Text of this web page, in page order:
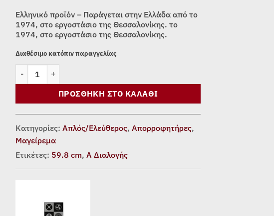
Ελληνικό προϊόν – Παράγεται στην Ελλάδα από το
1974, στο εργοστάσιο της Θεσσαλονίκης. το
1974, στο εργοστάσιο της Θεσσαλονίκης.
Διαθέσιμο κατόπιν παραγγελίας
ΑΠΟΡΡΟΦΗΤΗΡΑΣ ΕΛΕΥΘΕΡΟΣ DAVOLINE OLYMPIA 2.0 360 CHROME
ΠΡΟΣΘΉΚΗ ΣΤΟ ΚΑΛΆΘΙ
Κατηγορίες:Απλός/Ελεύθερος,Απορροφητήρες,
Μαγείρεμα
Ετικέτες: 59.8 cm,Α Διαλογής